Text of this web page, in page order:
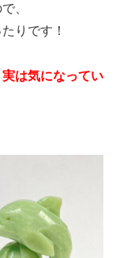
、
りです！
実は気になってい